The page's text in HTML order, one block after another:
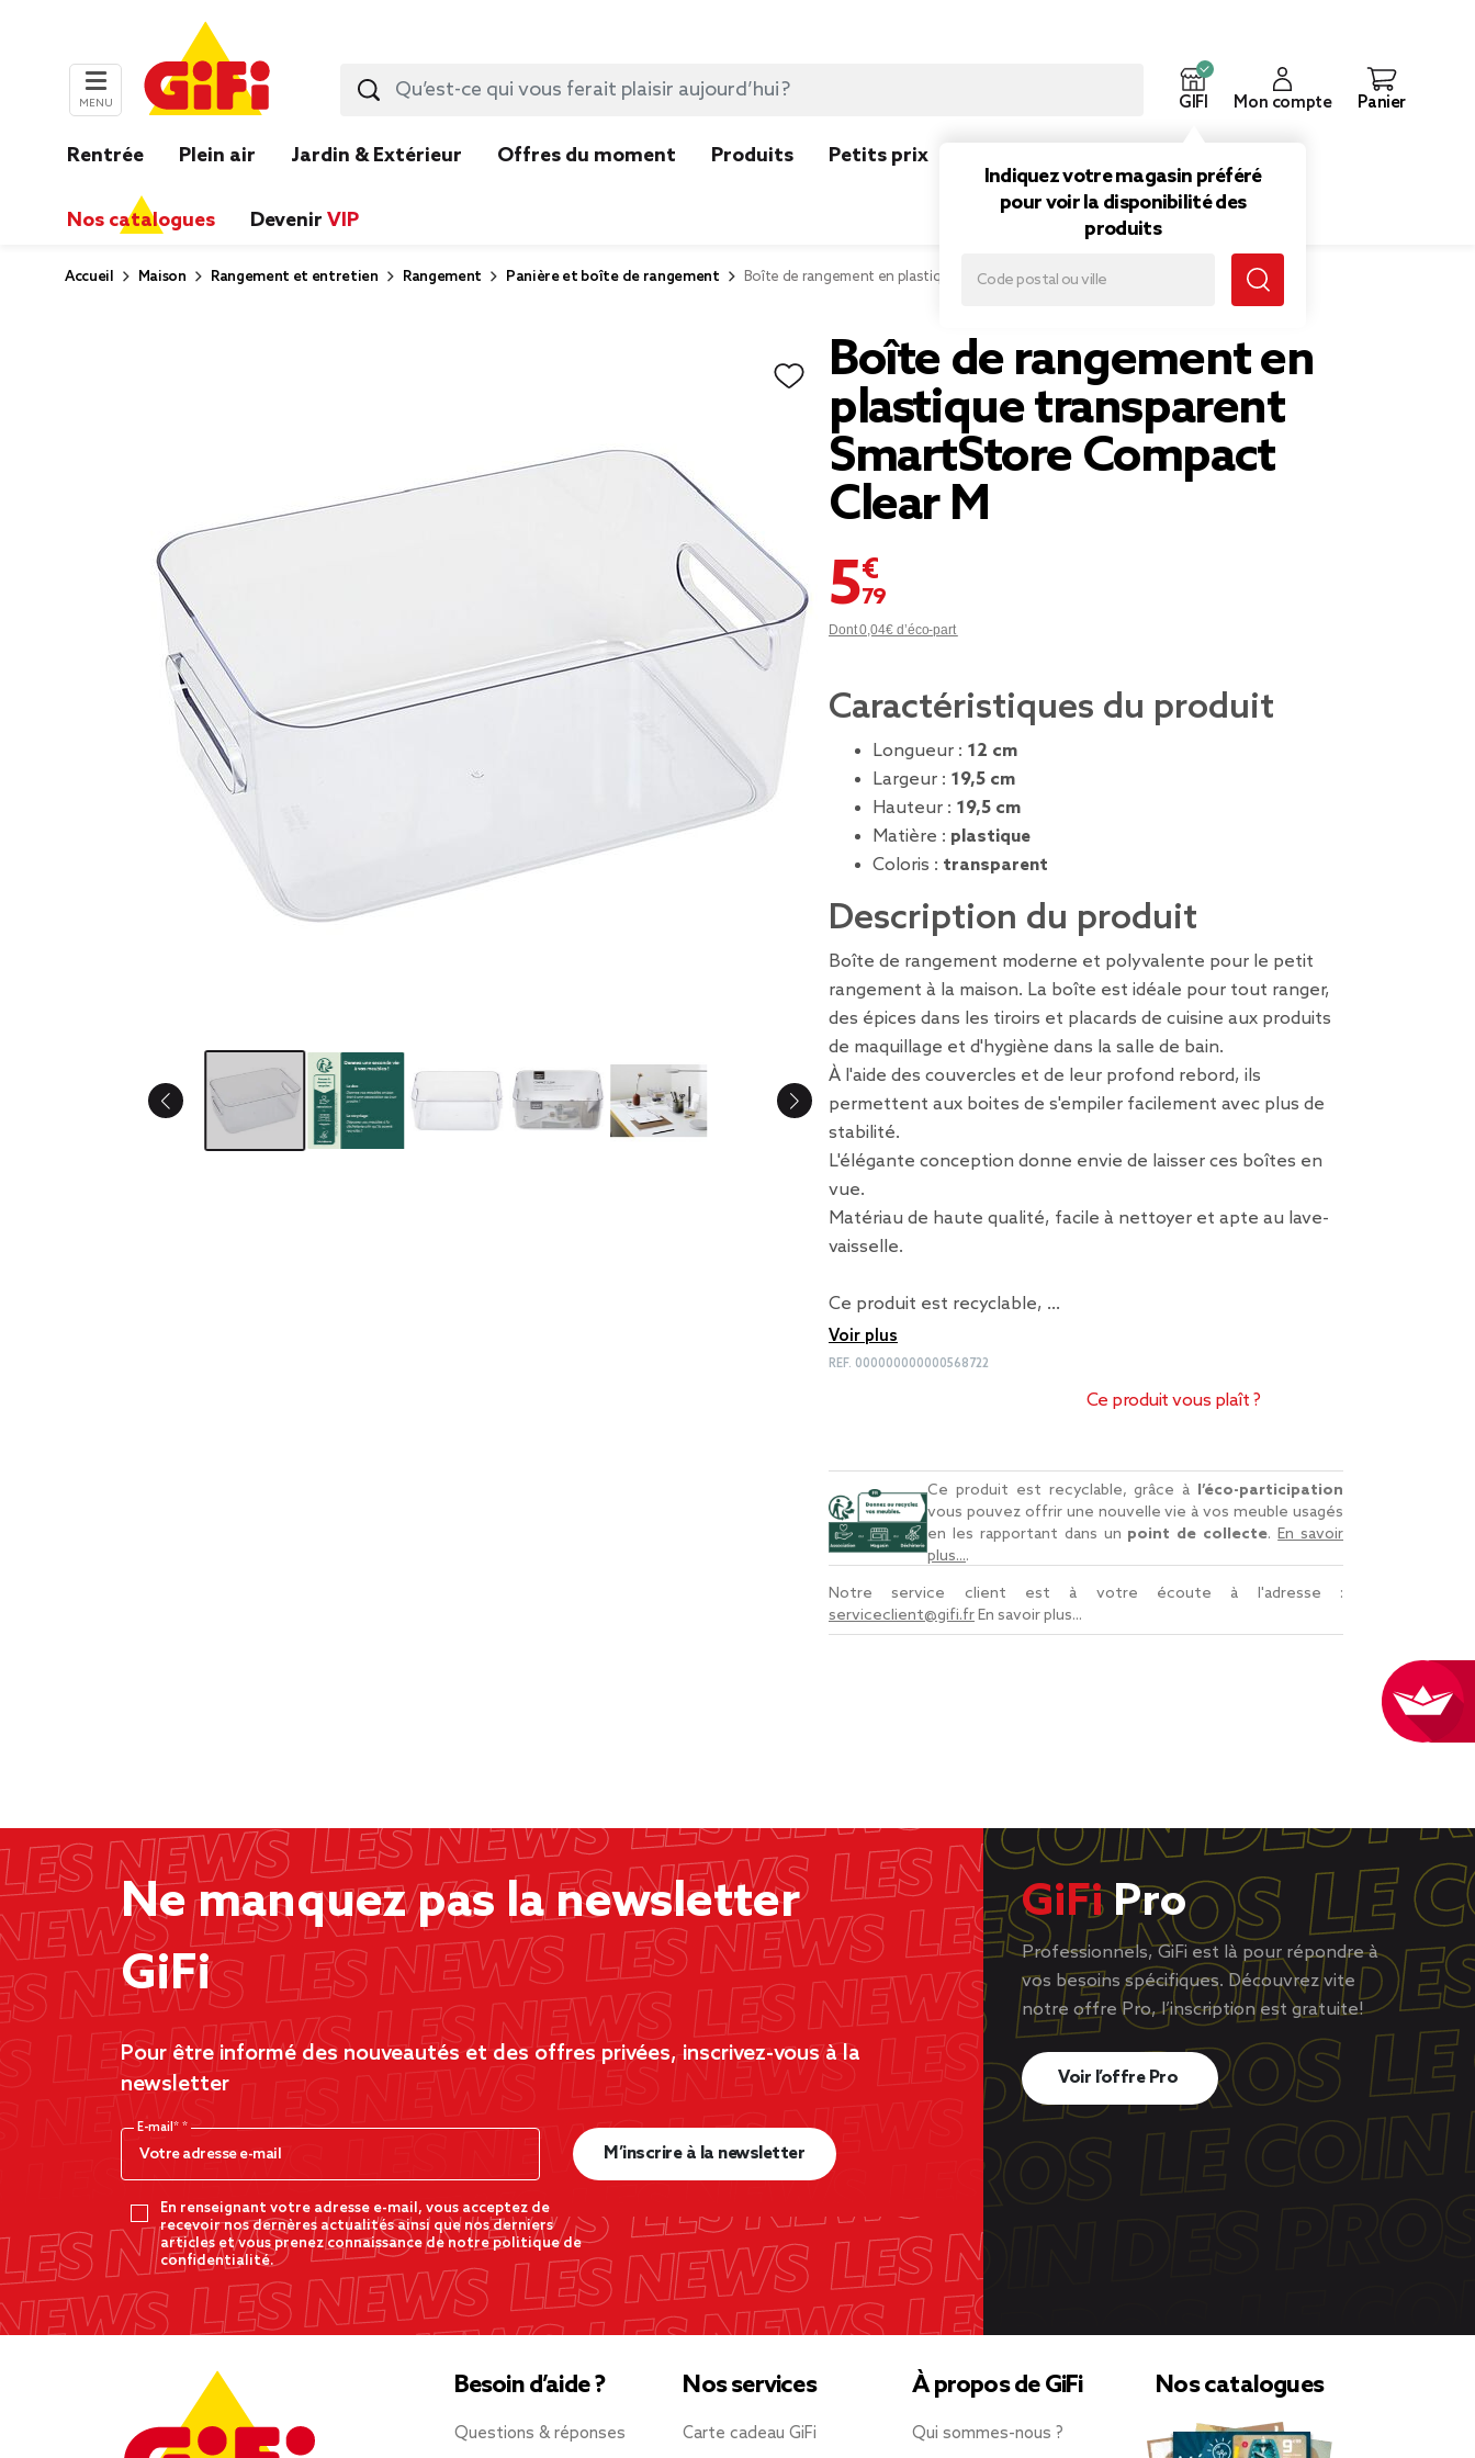
MENU GIFI
Indiquez votre magasin préféré
pour voir la disponibilité des
produits
Mon compte Panier
Rentrée Plein air Jardin & Extérieur Offres du moment Produits Petits prix
Nos catalogues Devenir VIP
Accueil Maison Rangement et entretien Rangement Panière et boîte de rangement Boîte de rangement en plastique transparent SmartStore Compact Clear M
Boîte de rangement en
plastique transparent
SmartStore Compact
Clear M
5,79 €
Dont 0,04€ d’éco-part
Caractéristiques du produit
Longueur : 12 cm
Largeur : 19,5 cm
Hauteur : 19,5 cm
Matière : plastique
Coloris : transparent
Description du produit
Boîte de rangement moderne et polyvalente pour le petit
rangement à la maison. La boîte est idéale pour tout ranger,
des épices dans les tiroirs et placards de cuisine aux produits
de maquillage et d'hygiène dans la salle de bain.
À l'aide des couvercles et de leur profond rebord, ils
permettent aux boites de s'empiler facilement avec plus de
stabilité.
L'élégante conception donne envie de laisser ces boîtes en
vue.
Matériau de haute qualité, facile à nettoyer et apte au lave-
vaisselle.
Ce produit est recyclable, …
Voir plus
REF. 000000000000568722
Ce produit vous plaît ?
Ce produit est recyclable, grâce à l’éco-participation
vous pouvez offrir une nouvelle vie à vos meuble usagés
en les rapportant dans un point de collecte.En savoir
plus....
Notre service client est à votre écoute à l'adresse :
serviceclient@gifi.frEn savoir plus...
Ne manquez pas la newsletter
GiFi
Pour être informé des nouveautés et des offres privées, inscrivez-vous à la
newsletter
E-mail*
En renseignant votre adresse e-mail, vous acceptez de
recevoir nos dernères actualités ainsi que nos derniers
articles et vous prenez connaissance de notre politique de
confidentialité.
M’inscrire à la newsletter
GiFiPro
Professionnels, GiFi est là pour répondre à
vos besoins spécifiques. Découvrez vite
notre offre Pro, l’inscription est gratuite!
Voir l’offre Pro
Besoin d’aide ?
Questions & réponses
Nos services
Carte cadeau GiFi
À propos de GiFi
Qui sommes-nous ?
Nos catalogues